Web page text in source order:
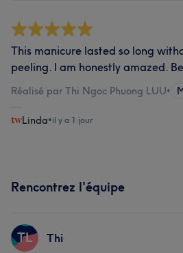
This manicure lasted so long
peeling. I am honestly amazed.
Réalisé par Thi Ngoc Phuong LUU•
Linda•il y a 1 jour
Rencontrez l'équipe
TL Thi